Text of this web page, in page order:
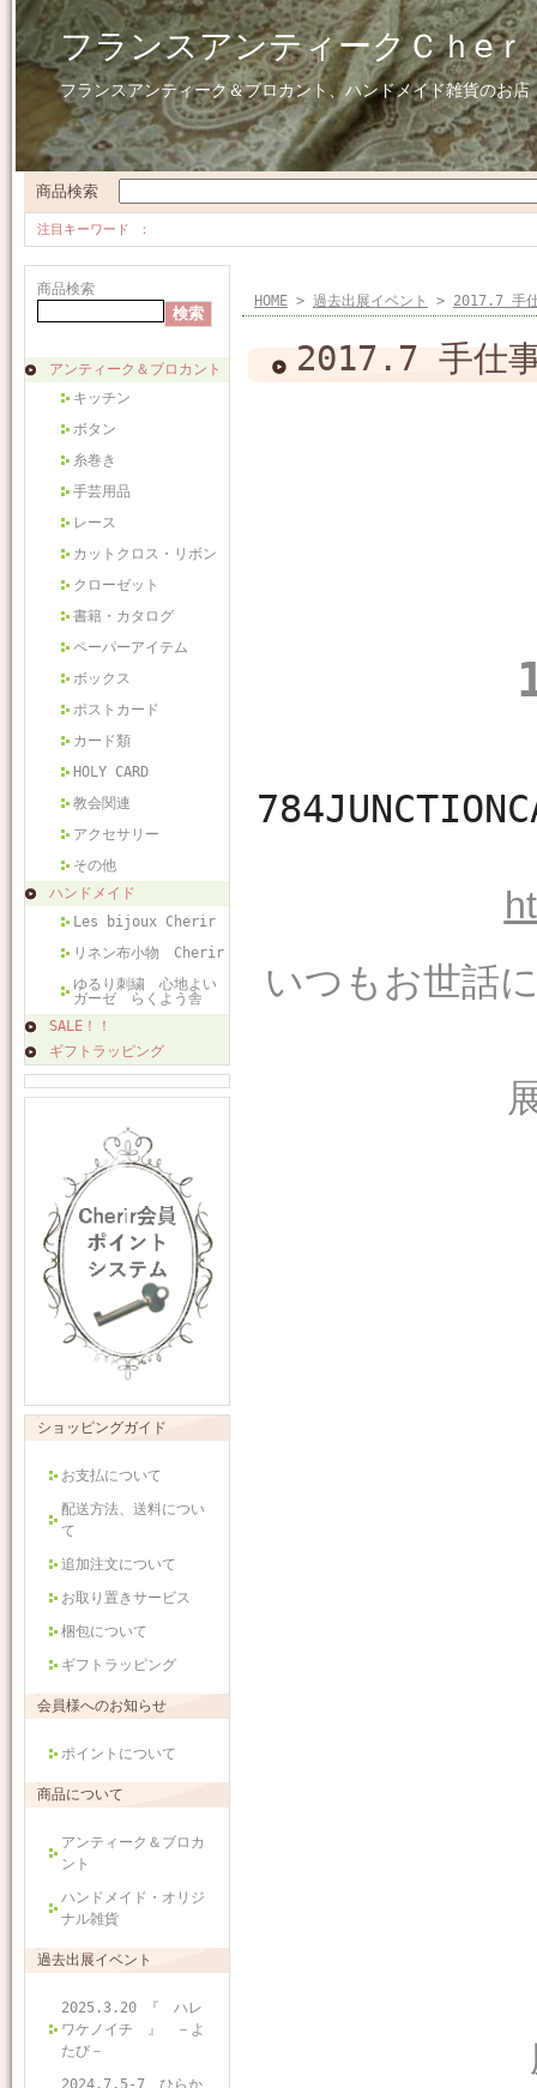
フランスアンティークＣｈeｒ
フランスアンティーク＆ブロカント、ハンドメイド雑貨のお店
商品検索
注目キーワード
商品検索
アンティーク＆ブロカント
キッチン
ボタン
糸巻き
手芸用品
レース
カットクロス・リボン
クローゼット
書籍・カタログ
ペーパーアイテム
ボックス
ポストカード
カード類
HOLY CARD
教会関連
アクセサリー
その他
ハンドメイド
Les bijoux Cherir
リネン布小物 Cherir
ゆるり刺繍 心地よい
ガーゼ らくよう舎
SALE！！
ギフトラッピング
ショッピングガイド
お支払について
配送方法、送料につい
て
追加注文について
お取り置きサービス
梱包について
ギフトラッピング
会員様へのお知らせ
ポイントについて
商品について
アンティーク＆ブロカ
ント
ハンドメイド・オリジ
ナル雑貨
過去出展イベント
2025.3.20 『 ハレ
ワケノイチ 』 －よ
たび－
2024.7.5-7 ひらか
HOME > 過去出展イベント > 2017.7 手
2017.7 手仕
いつもお世話